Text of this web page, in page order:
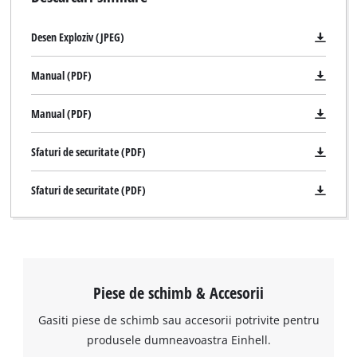
Desen Exploziv (JPEG)
Manual (PDF)
Manual (PDF)
Sfaturi de securitate (PDF)
Sfaturi de securitate (PDF)
Piese de schimb & Accesorii
Gasiti piese de schimb sau accesorii potrivite pentru
produsele dumneavoastra Einhell.